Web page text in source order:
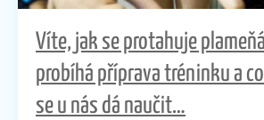
Víte, jak se protahuje
probíhá příprava tréninku a
se u nás dá naučit…